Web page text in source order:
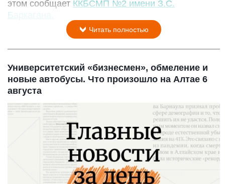
этом сообщает ККБСМП №2 имени З.С.
Баркагана.
Читать полностью
Университетский «бизнесмен», обмеление и
новые автобусы. Что произошло на Алтае 6
августа